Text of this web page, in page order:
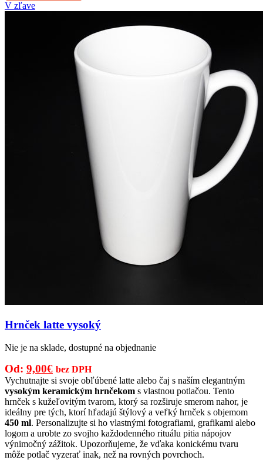
V zľave
Hrnček latte vysoký
Nie je na sklade, dostupné na objednanie
Od: Pôvodná
cena
bola:
10,50€.
9,00€Aktuálna
cena
je:
9,00€.
bez DPH
Vychutnajte si svoje obľúbené latte alebo čaj s naším elegantným
vysokým keramickým hrnčekom s vlastnou potlačou. Tento
hrnček s kužeľovitým tvarom, ktorý sa rozširuje smerom nahor, je
ideálny pre tých, ktorí hľadajú štýlový a veľký hrnček s objemom
450 ml. Personalizujte si ho vlastnými fotografiami, grafikami alebo
logom a urobte zo svojho každodenného rituálu pitia nápojov
výnimočný zážitok. Upozorňujeme, že vďaka konickému tvaru
môže potlač vyzerať inak, než na rovných povrchoch.